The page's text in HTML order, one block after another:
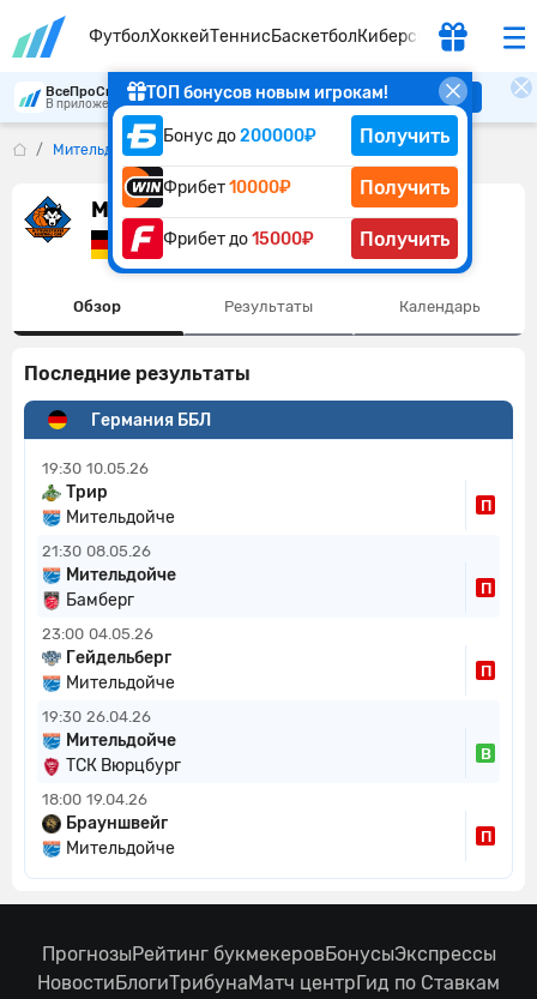
ФутболХоккейТеннисБаскетболКиберспорт
ТОП бонусов новым игрокам!
Бонус до200000₽ Получить
Фрибет10000₽ Получить
Фрибет до15000₽ Получить
ВсеПроСпорт
В приложении удобнее Скачать
Мительдойче
Мительдойче
Германия
Обзор Результаты Календарь
Последние результаты
Германия ББЛ
19:30 10.05.26
Трир
Мительдойче
П
21:30 08.05.26
Мительдойче
Бамберг
П
23:00 04.05.26
Гейдельберг
Мительдойче
П
19:30 26.04.26
Мительдойче
ТСК Вюрцбург
В
18:00 19.04.26
Брауншвейг
Мительдойче
П
ПрогнозыРейтинг букмекеровБонусыЭкспрессы
НовостиБлогиТрибунаМатч центрГид по Ставкам